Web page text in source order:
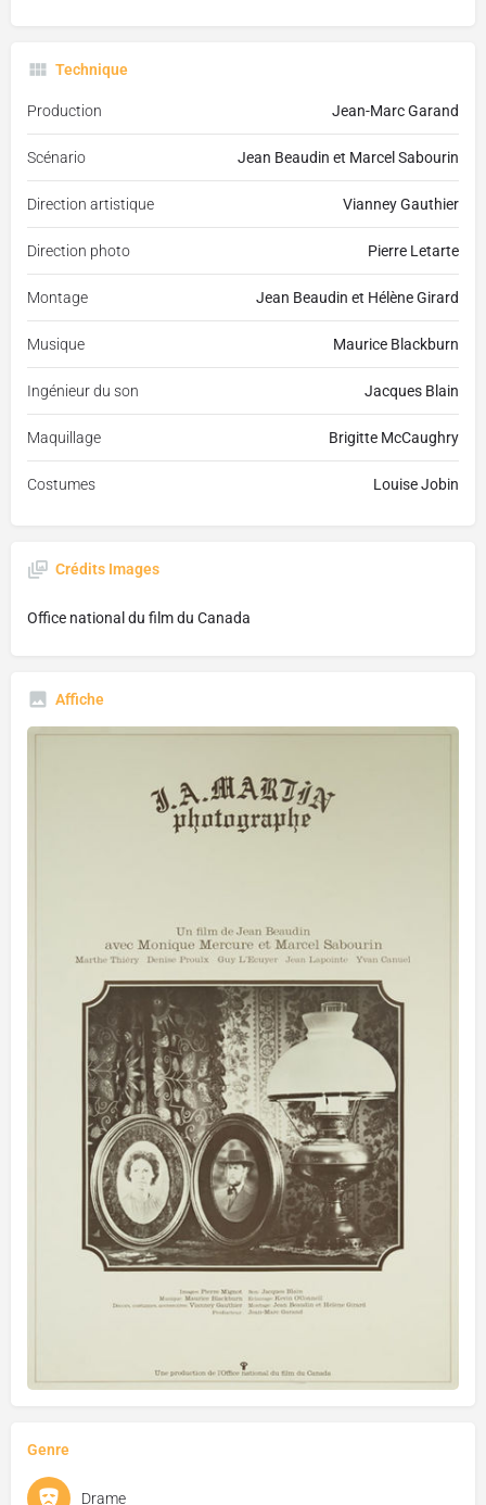
Technique
Production Jean-Marc Garand
Scénario Jean Beaudin et Marcel Sabourin
Direction artistique Vianney Gauthier
Direction photo Pierre Letarte
Montage Jean Beaudin et Hélène Girard
Musique Maurice Blackburn
Ingénieur du son Jacques Blain
Maquillage Brigitte McCaughry
Costumes Louise Jobin
Crédits Images
Office national du film du Canada
Affiche
Genre
Drame